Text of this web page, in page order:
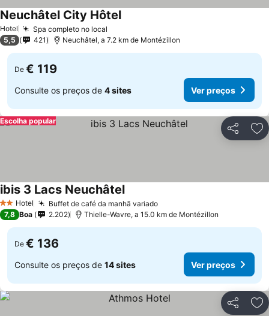
Hotel Spa completo no local
Neuchâtel City Hôtel
5,5 421 Neuchâtel, a 7.2 km de Montézillon
De € 119
Consulte os preços de 4 sites Ver preços
Partilhar
Escolha popular
2 Estrelas
Hotel Buffet de café da manhã variado
ibis 3 Lacs Neuchâtel
7,8 Boa 2.202 Thielle-Wavre, a 15.0 km de Montézillon
De € 136
Consulte os preços de 14 sites Ver preços
Partilhar